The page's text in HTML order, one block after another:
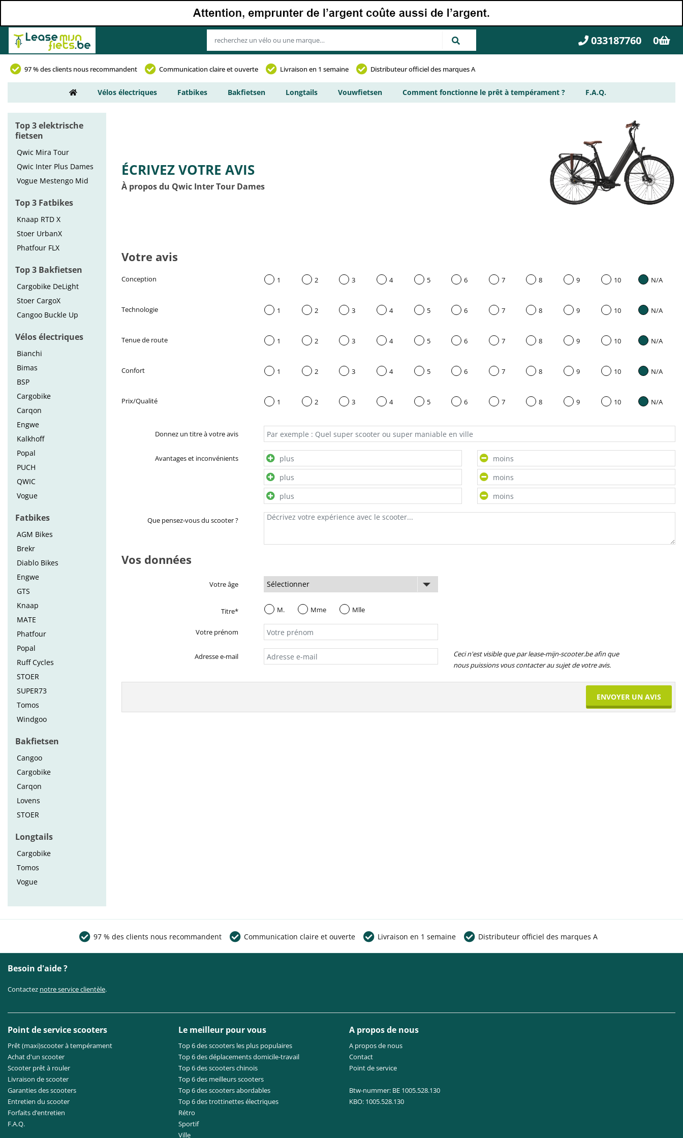
033187760 0
97 % des clients nous recommandent Communication claire et ouverte Livraison en 1 semaine Distributeur officiel des marques A
Vélos électriques Fatbikes Bakfietsen Longtails Vouwfietsen Comment fonctionne le prêt à tempérament ? F.A.Q.
Top 3 elektrische
fietsen
Qwic Mira Tour
Qwic Inter Plus Dames
Vogue Mestengo Mid
Top 3 Fatbikes
Knaap RTD X
Stoer UrbanX
Phatfour FLX
Top 3 Bakfietsen
Cargobike DeLight
Stoer CargoX
Cangoo Buckle Up
Vélos électriques
Bianchi
Bimas
BSP
Cargobike
Carqon
Engwe
Kalkhoff
Popal
PUCH
QWIC
Vogue
Fatbikes
AGM Bikes
Brekr
Diablo Bikes
Engwe
GTS
Knaap
MATE
Phatfour
Popal
Ruff Cycles
STOER
SUPER73
Tomos
Windgoo
Bakfietsen
Cangoo
Cargobike
Carqon
Lovens
STOER
Longtails
Cargobike
Tomos
Vogue
ÉCRIVEZ VOTRE AVIS
À propos du Qwic Inter Tour Dames
Votre avis
Conception 1 2 3 4 5 6 7 8 9 10 N/A
Technologie 1 2 3 4 5 6 7 8 9 10 N/A
Tenue de route 1 2 3 4 5 6 7 8 9 10 N/A
Confort 1 2 3 4 5 6 7 8 9 10 N/A
Prix/Qualité 1 2 3 4 5 6 7 8 9 10 N/A
Donnez un titre à votre avis
Avantages et inconvénients
Que pensez-vous du scooter ?
Vos données
Votre âge
Titre* M. Mme Mlle
Votre prénom
Adresse e-mail
Ceci n'est visible que par lease-mijn-scooter.be afin que
nous puissions vous contacter au sujet de votre avis.
97 % des clients nous recommandent Communication claire et ouverte Livraison en 1 semaine Distributeur officiel des marques A
Besoin d'aide ?
Contactez notre service clientèle.
Point de service scooters
Prêt (maxi)scooter à tempérament
Achat d'un scooter
Scooter prêt à rouler
Livraison de scooter
Garanties des scooters
Entretien du scooter
Forfaits d’entretien
F.A.Q.
Le meilleur pour vous
Top 6 des scooters les plus populaires
Top 6 des déplacements domicile-travail
Top 6 des scooters chinois
Top 6 des meilleurs scooters
Top 6 des scooters abordables
Top 6 des trottinettes électriques
Rétro
Sportif
Ville
A propos de nous
A propos de nous
Contact
Point de service
Btw-nummer: BE 1005.528.130
KBO: 1005.528.130